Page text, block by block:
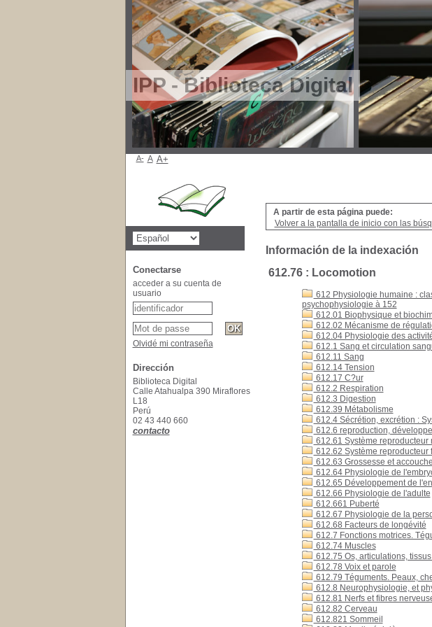
IPP - Biblioteca Digital
A partir de esta página puede:
Volver a la pantalla de inicio con las
Información de la indexación
612.76 : Locomotion
612 Physiologie humaine :
psychophysiologie à 152
612.01 Biophysique et
612.02 Mécanisme de
612.04 Physiologie des
612.1 Sang et circulation
612.11 Sang
612.14 Tension
612.17 C?ur
612.2 Respiration
612.3 Digestion
612.39 Métabolisme
612.4 Sécrétion, excrétion :
612.6 reproduction,
612.61 Système reproducteur
612.62 Système reproducteur
612.63 Grossesse et
612.64 Physiologie de
612.65 Développement de
612.66 Physiologie de l'adulte
612.661 Puberté
612.67 Physiologie de la
612.68 Facteurs de longévité
612.7 Fonctions motrices.
612.74 Muscles
612.75 Os, articulations,
612.78 Voix et parole
612.79 Téguments. Peaux,
612.8 Neurophysiologie, et
612.81 Nerfs et fibres
612.82 Cerveau
612.821 Sommeil
A- A A+
Conectarse
acceder a su cuenta de
usuario
Olvidé mi contraseña
Dirección
Biblioteca Digital
Calle Atahualpa 390 Miraflores
L18
Perú
02 43 440 660
contacto